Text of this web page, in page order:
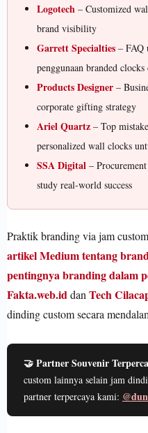
Logotech – Customized
brand visibility
Garrett Specialties – FAQ
penggunaan branded
Products Designer –
corporate gifting strategy
Ariel Quartz – Top
personalized wall clocks
SSA Digital –
study real-world success
Praktik branding via jam
artikel Medium tentang
pentingnya branding dalam
Fakta.web.iddan Tech
dinding custom secara
🤝 Partner Souvenir
custom lainnya selain jam
partner terpercaya kami: